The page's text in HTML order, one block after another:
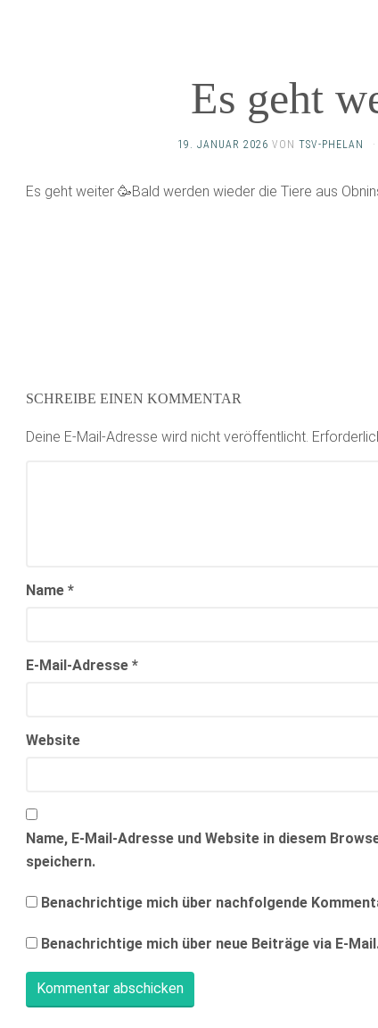
Es geht
19. JANUAR 2026 VON TSV-PHELAN ·
Es geht weiter 🥳Bald werden wieder die Tiere aus
SCHREIBE EINEN KOMMENTAR
Deine E-Mail-Adresse wird nicht veröffentlicht.
Name *
E-Mail-Adresse *
Website
Name, E-Mail-Adresse und Website in diesem
speichern.
Benachrichtige mich über nachfolgende
Benachrichtige mich über neue Beiträge via E-